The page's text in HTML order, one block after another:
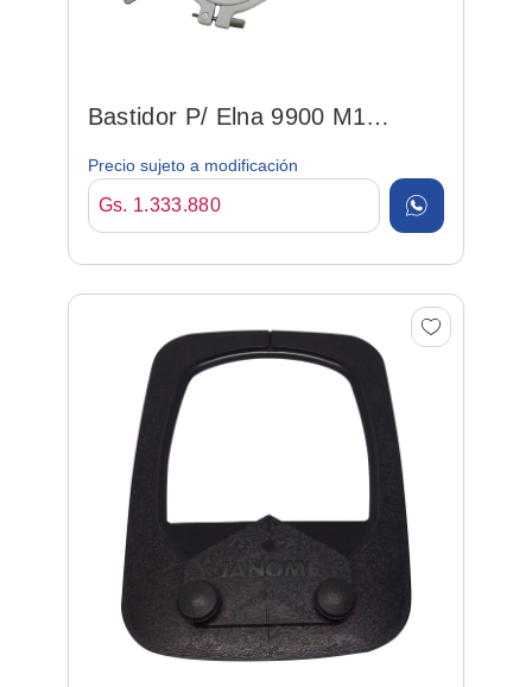
Bastidor P/ Elna 9900 M1
Precio sujeto a modificación
Gs. 1.333.880